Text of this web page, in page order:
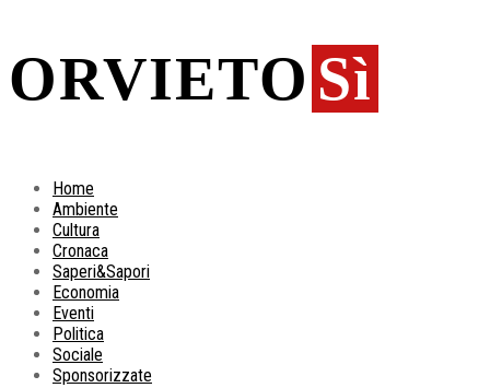
ORVIETO Sì
Home
Ambiente
Cultura
Cronaca
Saperi&Sapori
Economia
Eventi
Politica
Sociale
Sponsorizzate